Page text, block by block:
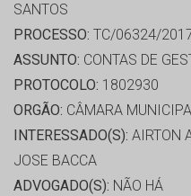
SANTOS
PROCESSO: TC/06324/
ASSUNTO: CONTAS DE
PROTOCOLO: 1802930
ORGÃO: CÂMARA
INTERESSADO(S): AIRTON
JOSE BACCA
ADVOGADO(S): NÃO HÁ